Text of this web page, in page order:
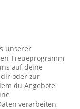
unserer
Treueprogramm
auf deine
dir oder zur
du Angebote
verarbeiten,